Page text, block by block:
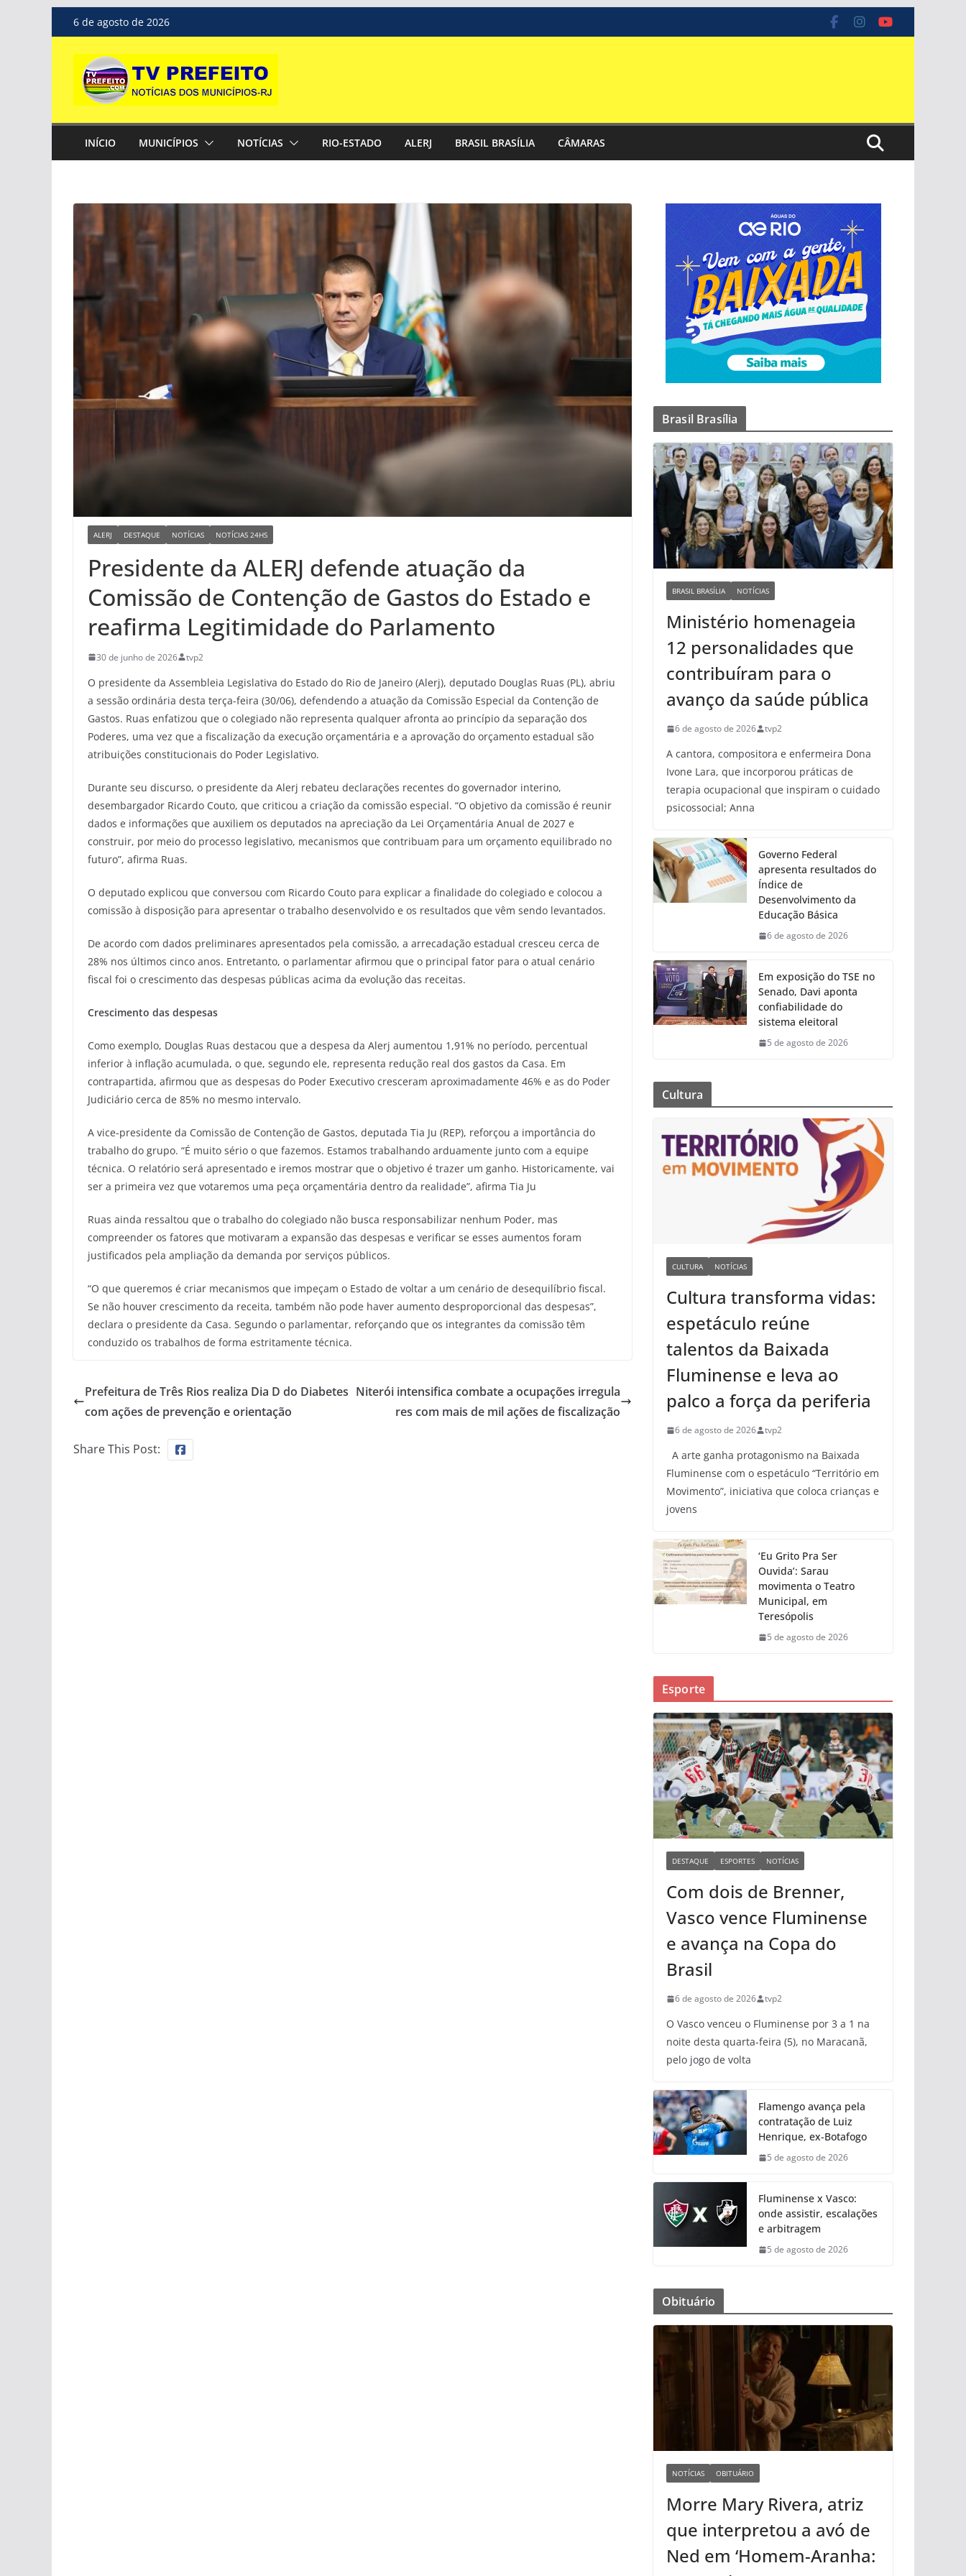
Pular
para
conteúdo
6 de agosto de 2026
INÍCIO MUNICÍPIOS NOTÍCIAS RIO-ESTADO ALERJ BRASIL BRASÍLIA CÂMARAS
ALERJ DESTAQUE NOTÍCIAS NOTÍCIAS 24HS
Presidente da ALERJ defende atuação da
Comissão de Contenção de Gastos do Estado e
reafirma Legitimidade do Parlamento
30 de junho de 2026 tvp2
O presidente da Assembleia Legislativa do Estado do Rio de Janeiro (Alerj), deputado Douglas Ruas (PL), abriu
a sessão ordinária desta terça-feira (30/06), defendendo a atuação da Comissão Especial da Contenção de
Gastos. Ruas enfatizou que o colegiado não representa qualquer afronta ao princípio da separação dos
Poderes, uma vez que a fiscalização da execução orçamentária e a aprovação do orçamento estadual são
atribuições constitucionais do Poder Legislativo.
Durante seu discurso, o presidente da Alerj rebateu declarações recentes do governador interino,
desembargador Ricardo Couto, que criticou a criação da comissão especial. “O objetivo da comissão é reunir
dados e informações que auxiliem os deputados na apreciação da Lei Orçamentária Anual de 2027 e
construir, por meio do processo legislativo, mecanismos que contribuam para um orçamento equilibrado no
futuro”, afirma Ruas.
O deputado explicou que conversou com Ricardo Couto para explicar a finalidade do colegiado e colocou a
comissão à disposição para apresentar o trabalho desenvolvido e os resultados que vêm sendo levantados.
De acordo com dados preliminares apresentados pela comissão, a arrecadação estadual cresceu cerca de
28% nos últimos cinco anos. Entretanto, o parlamentar afirmou que o principal fator para o atual cenário
fiscal foi o crescimento das despesas públicas acima da evolução das receitas.
Crescimento das despesas
Como exemplo, Douglas Ruas destacou que a despesa da Alerj aumentou 1,91% no período, percentual
inferior à inflação acumulada, o que, segundo ele, representa redução real dos gastos da Casa. Em
contrapartida, afirmou que as despesas do Poder Executivo cresceram aproximadamente 46% e as do Poder
Judiciário cerca de 85% no mesmo intervalo.
A vice-presidente da Comissão de Contenção de Gastos, deputada Tia Ju (REP), reforçou a importância do
trabalho do grupo. “É muito sério o que fazemos. Estamos trabalhando arduamente junto com a equipe
técnica. O relatório será apresentado e iremos mostrar que o objetivo é trazer um ganho. Historicamente, vai
ser a primeira vez que votaremos uma peça orçamentária dentro da realidade”, afirma Tia Ju
Ruas ainda ressaltou que o trabalho do colegiado não busca responsabilizar nenhum Poder, mas
compreender os fatores que motivaram a expansão das despesas e verificar se esses aumentos foram
justificados pela ampliação da demanda por serviços públicos.
“O que queremos é criar mecanismos que impeçam o Estado de voltar a um cenário de desequilíbrio fiscal.
Se não houver crescimento da receita, também não pode haver aumento desproporcional das despesas”,
declara o presidente da Casa. Segundo o parlamentar, reforçando que os integrantes da comissão têm
conduzido os trabalhos de forma estritamente técnica.
Prefeitura de Três Rios realiza Dia D do Diabetes
com ações de prevenção e orientação
Niterói intensifica combate a ocupações irregula
res com mais de mil ações de fiscalização
Share This Post:
Brasil Brasília
BRASIL BRASÍLIA NOTÍCIAS
Ministério homenageia
12 personalidades que
contribuíram para o
avanço da saúde pública
6 de agosto de 2026 tvp2
A cantora, compositora e enfermeira Dona
Ivone Lara, que incorporou práticas de
terapia ocupacional que inspiram o cuidado
psicossocial; Anna
Governo Federal
apresenta resultados do
Índice de
Desenvolvimento da
Educação Básica
6 de agosto de 2026
Em exposição do TSE no
Senado, Davi aponta
confiabilidade do
sistema eleitoral
5 de agosto de 2026
Cultura
CULTURA NOTÍCIAS
Cultura transforma vidas:
espetáculo reúne
talentos da Baixada
Fluminense e leva ao
palco a força da periferia
6 de agosto de 2026 tvp2
A arte ganha protagonismo na Baixada
Fluminense com o espetáculo “Território em
Movimento”, iniciativa que coloca crianças e
jovens
‘Eu Grito Pra Ser
Ouvida’: Sarau
movimenta o Teatro
Municipal, em
Teresópolis
5 de agosto de 2026
Esporte
DESTAQUE ESPORTES NOTÍCIAS
Com dois de Brenner,
Vasco vence Fluminense
e avança na Copa do
Brasil
6 de agosto de 2026 tvp2
O Vasco venceu o Fluminense por 3 a 1 na
noite desta quarta-feira (5), no Maracanã,
pelo jogo de volta
Flamengo avança pela
contratação de Luiz
Henrique, ex-Botafogo
5 de agosto de 2026
Fluminense x Vasco:
onde assistir, escalações
e arbitragem
5 de agosto de 2026
Obituário
NOTÍCIAS OBITUÁRIO
Morre Mary Rivera, atriz
que interpretou a avó de
Ned em ‘Homem-Aranha: